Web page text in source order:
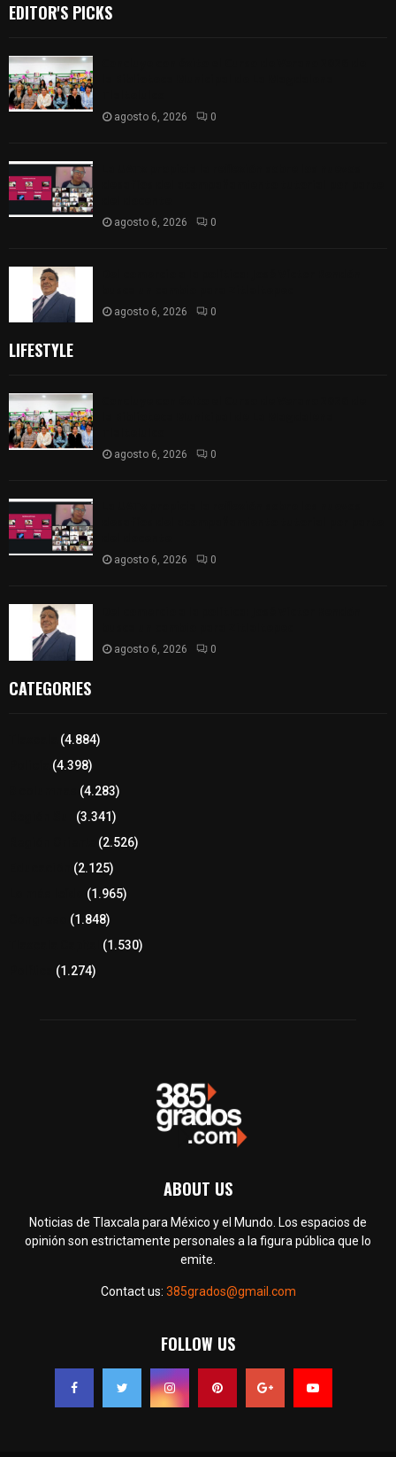
EDITOR'S PICKS
agosto 6, 2026 0
agosto 6, 2026 0
agosto 6, 2026 0
LIFESTYLE
agosto 6, 2026 0
agosto 6, 2026 0
agosto 6, 2026 0
CATEGORIES
(4.884)
(4.398)
(4.283)
(3.341)
(2.526)
(2.125)
(1.965)
(1.848)
(1.530)
(1.274)
ABOUT US
Noticias de Tlaxcala para México y el Mundo. Los espacios de
opinión son estrictamente personales a la figura pública que lo
emite.
Contact us: 385grados@gmail.com
FOLLOW US